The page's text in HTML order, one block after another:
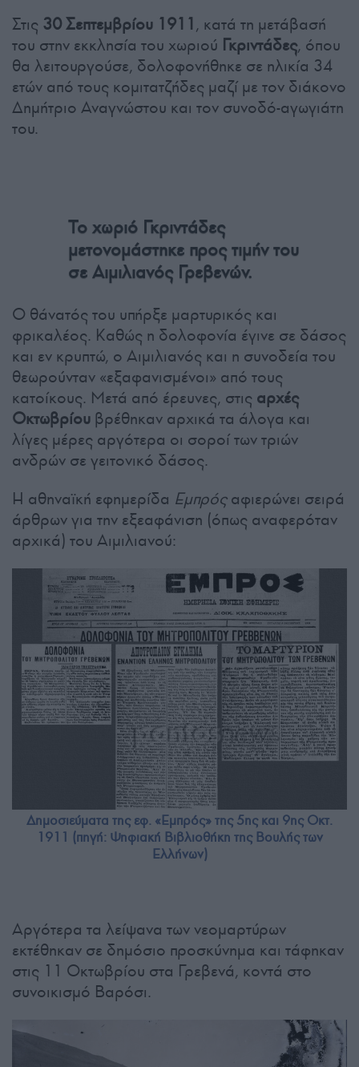
Στις 30 Σεπτεμβρίου 1911, κατά τη μετάβασή
του στην εκκλησία του χωριού Γκριντάδες, όπου
θα λειτουργούσε, δολοφονήθηκε σε ηλικία 34
ετών από τους κομιτατζήδες μαζί με τον διάκονο
Δημήτριο Αναγνώστου και τον συνοδό-αγωγιάτη
του.
Το χωριό Γκριντάδες
μετονομάστηκε προς τιμήν του
σε Αιμιλιανός Γρεβενών.
Ο θάνατός του υπήρξε μαρτυρικός και
φρικαλέος. Καθώς η δολοφονία έγινε σε δάσος
και εν κρυπτώ, ο Αιμιλιανός και η συνοδεία του
θεωρούνταν «εξαφανισμένοι» από τους
κατοίκους. Μετά από έρευνες, στις αρχές
Οκτωβρίου βρέθηκαν αρχικά τα άλογα και
λίγες μέρες αργότερα οι σοροί των τριών
ανδρών σε γειτονικό δάσος.
Η αθηναϊκή εφημερίδα Εμπρόςαφιερώνει σειρά
άρθρων για την εξεαφάνιση (όπως αναφερόταν
αρχικά) του Αιμιλιανού:
Δημοσιεύματα της εφ. «Εμπρός» της 5ης και 9ης Οκτ.
1911 (πηγή: Ψηφιακή Βιβλιοθήκη της Βουλής των
Ελλήνων)
Αργότερα τα λείψανα των νεομαρτύρων
εκτέθηκαν σε δημόσιο προσκύνημα και τάφηκαν
στις 11 Οκτωβρίου στα Γρεβενά, κοντά στο
συνοικισμό Βαρόσι.